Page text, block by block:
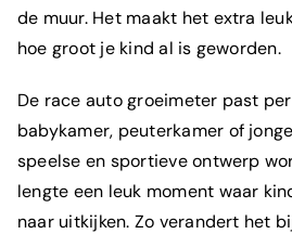
de muur. Het maakt het extra
hoe groot je kind al is geworden.
De race auto groeimeter past
babykamer, peuterkamer of
speelse en sportieve ontwerp
lengte een leuk moment waar
naar uitkijken. Zo verandert het